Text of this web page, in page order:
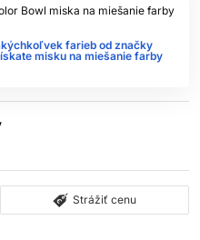
Bowl miska na miešanie farby
farieb od značky
misku na miešanie farby
Strážiť cenu